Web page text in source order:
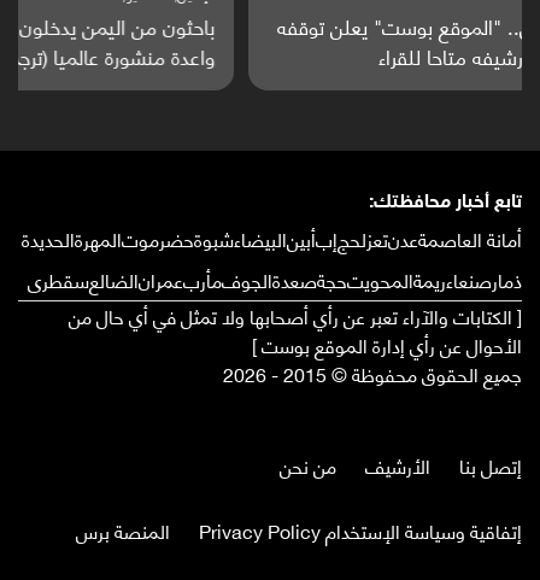
باحثون من اليمن يدخلون سباق أبحاث ألزهايمر بدراسة
واعدة منشورة عالميا (ترجمة)
تابع أخبار محافظتك:
أمانة العاصمةعدنتعزلحجإبأبينالبيضاءشبوةحضرموتالمهرةالحديدة
ذمارصنعاءريمةالمحويتحجةصعدةالجوفمأربعمرانالضالعسقطرى
[ الكتابات والآراء تعبر عن رأي أصحابها ولا تمثل في أي حال من
الأحوال عن رأي إدارة الموقع بوست ]
جميع الحقوق محفوظة © 2015 - 2026
إتصل بنا الأرشيف
من نحن
إتفاقية وسياسة الإستخدام Privacy Policy
المنصة برس